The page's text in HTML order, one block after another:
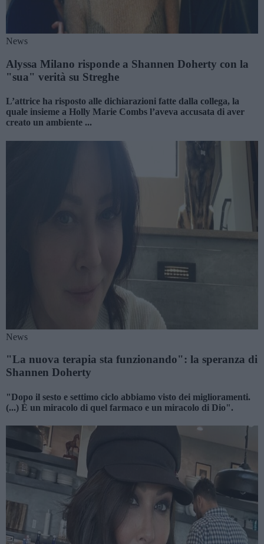
News
Alyssa Milano risponde a Shannen Doherty con la
"sua" verità su Streghe
L’attrice ha risposto alle dichiarazioni fatte dalla collega, la
quale insieme a Holly Marie Combs l’aveva accusata di aver
creato un ambiente ...
News
"La nuova terapia sta funzionando": la speranza di
Shannen Doherty
"Dopo il sesto e settimo ciclo abbiamo visto dei miglioramenti.
(...) È un miracolo di quel farmaco e un miracolo di Dio".